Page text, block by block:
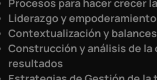
Liderazgo y
Contextualización y balances
Construcción y análisis de la
resultados